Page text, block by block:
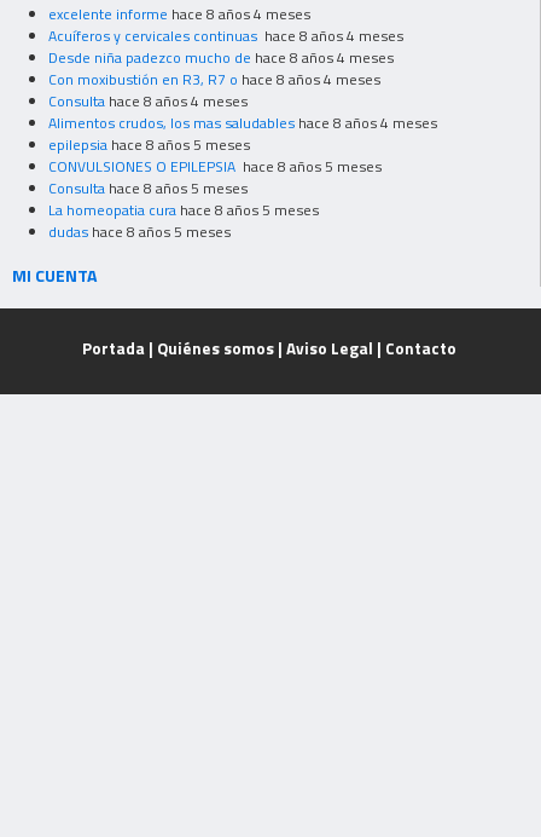
excelente informe hace 8 años 4 meses
Acuíferos y cervicales continuas hace 8 años 4 meses
Desde niña padezco mucho de hace 8 años 4 meses
Con moxibustión en R3, R7 o hace 8 años 4 meses
Consulta hace 8 años 4 meses
Alimentos crudos, los mas saludables hace 8 años 4 meses
epilepsia hace 8 años 5 meses
CONVULSIONES O EPILEPSIA hace 8 años 5 meses
Consulta hace 8 años 5 meses
La homeopatia cura hace 8 años 5 meses
dudas hace 8 años 5 meses
MI CUENTA
Portada | Quiénes somos| Aviso Legal | Contacto